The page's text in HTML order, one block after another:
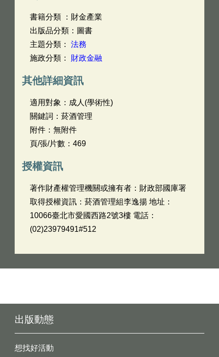
書籍分類 ：財金產業
出版品分類：圖書
主題分類： 法務
施政分類： 財政金融
其他詳細資訊
適用對象：成人(學術性)
關鍵詞：菸酒管理
附件：無附件
頁/張/片數：469
授權資訊
著作財產權管理機關或擁有者：財政部國庫署
取得授權資訊：菸酒管理組李逸揚 地址：
10066臺北市愛國西路2號3樓 電話：
(02)23979491#512
出版動態
想找好活動